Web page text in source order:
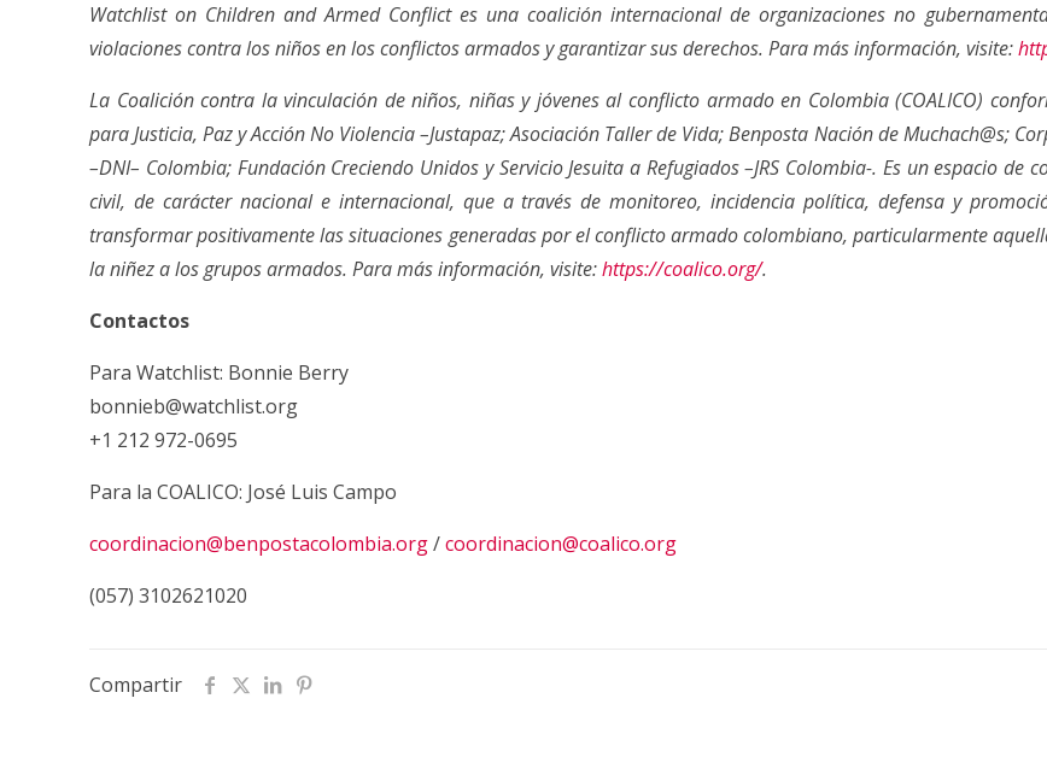
Watchlist on Children and Armed Conflict es una coalición internacional de organizaciones no
violaciones contra los niños en los conflictos armados y garantizar sus derechos. Para más información, visite:
La Coalición contra la vinculación de niños, niñas y jóvenes al conflicto armado en Colombia (COALICO)
para Justicia, Paz y Acción No Violencia –Justapaz; Asociación Taller de Vida; Benposta Nación de Muchach@s;
–DNI– Colombia; Fundación Creciendo Unidos y Servicio Jesuita a Refugiados –JRS Colombia-. Es un espacio
civil, de carácter nacional e internacional, que a través de monitoreo, incidencia política, defensa y
transformar positivamente las situaciones generadas por el conflicto armado colombiano, particularmente
la niñez a los grupos armados. Para más información, visite:https://coalico.org/.
Contactos
Para Watchlist: Bonnie Berry
bonnieb@watchlist.org
+1 212 972-0695
Para la COALICO: José Luis Campo
coordinacion@benpostacolombia.org/coordinacion@coalico.org
(057) 3102621020
Compartir